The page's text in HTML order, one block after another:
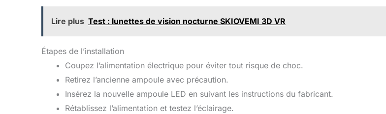
Lire plus Test : lunettes de vision nocturne SKIOVEMI 3D VR
Étapes de l’installation
Coupez l’alimentation électrique pour éviter tout risque de choc.
Retirez l’ancienne ampoule avec précaution.
Insérez la nouvelle ampoule LED en suivant les instructions du fabricant.
Rétablissez l’alimentation et testez l’éclairage.